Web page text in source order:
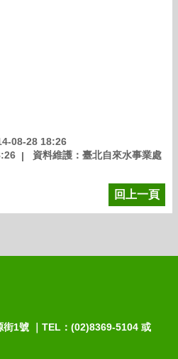
08-28 18:26
資料維護：臺北自來水事業處
回上一頁
1號 ｜TEL：(02)8369-5104 或